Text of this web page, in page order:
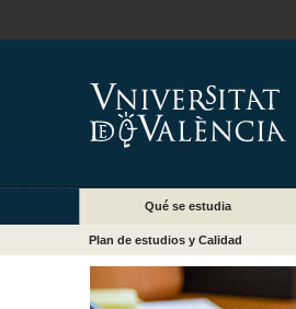
Qué se estudia
Plan de estudios y Calidad